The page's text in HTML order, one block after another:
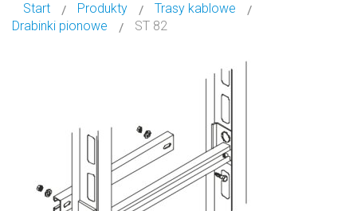
Start Produkty
Trasy kablowe
Drabinki pionowe
ST 82